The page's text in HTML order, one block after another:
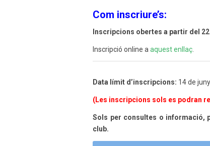
Com inscriure’s:
Inscripcions obertes a partir del
Inscripció online aaquest enllaç
Data límit d’inscripcions: 14 de
(Les inscripcions sols es podran
Sols per consultes o informació,
club.